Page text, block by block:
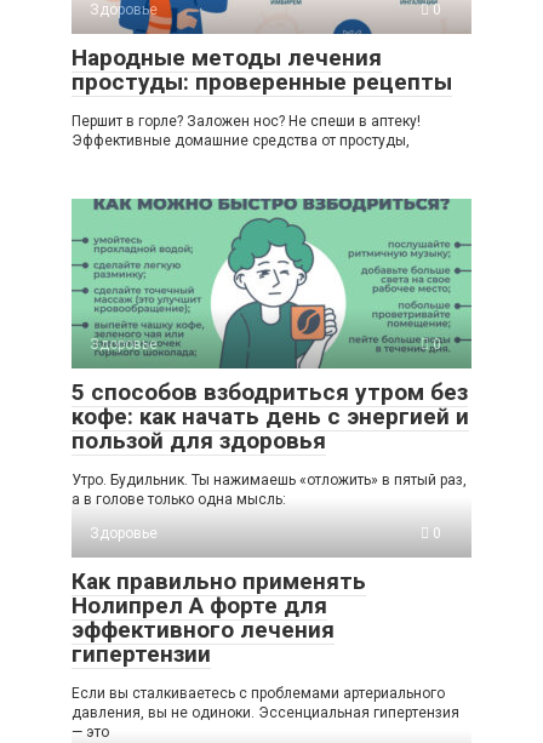
Здоровье 0
Народные методы лечения
простуды: проверенные рецепты
Першит в горле? Заложен нос? Не спеши в аптеку!
Эффективные домашние средства от простуды,
Здоровье 0
5 способов взбодриться утром без
кофе: как начать день с энергией и
пользой для здоровья
Утро. Будильник. Ты нажимаешь «отложить» в пятый раз,
а в голове только одна мысль:
Здоровье
0
Как правильно применять
Нолипрел А форте для
эффективного лечения
гипертензии
Если вы сталкиваетесь с проблемами артериального
давления, вы не одиноки. Эссенциальная гипертензия
— это